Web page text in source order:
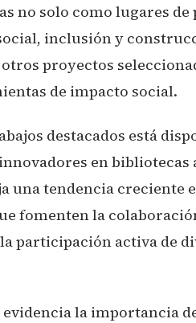
no solo como lugares de
inclusión y
proyectos
de impacto social.
destacados está
en bibliotecas
una tendencia creciente
fomenten la
participación activa de
evidencia la importancia